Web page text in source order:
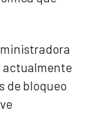
actualmente
de bloqueo